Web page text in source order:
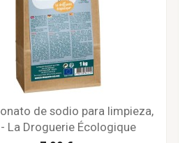
de sodio para limpieza,
La Droguerie Écologique